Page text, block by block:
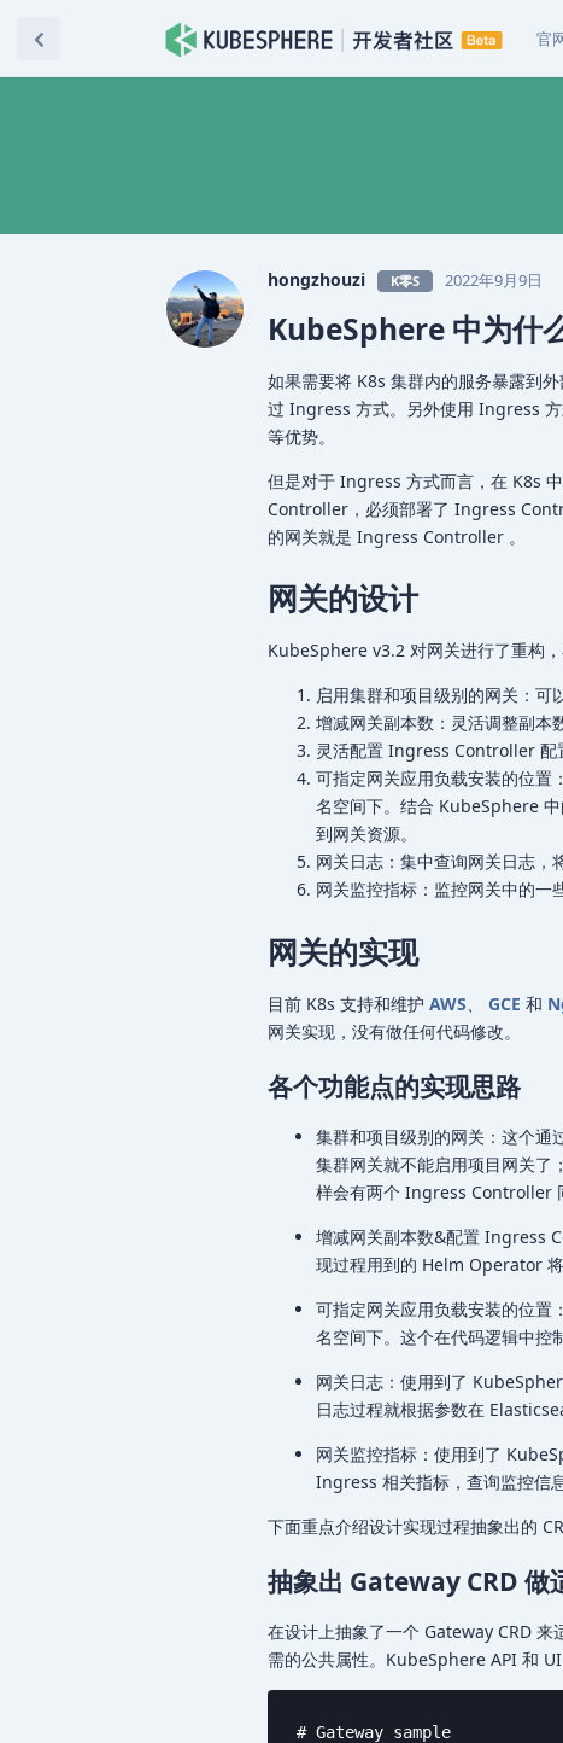
官
hongzhouzi K零S 2022年9月9日
KubeSphere 中为什
如果需要将 K8s 集群内的服务暴露到
过 Ingress 方式。另外使用 Ingress
等优势。
但是对于 Ingress 方式而言，在 K8s
Controller，必须部署了 Ingress
的网关就是 Ingress Controller 。
网关的设计
KubeSphere v3.2 对网关进行了重构
启用集群和项目级别的网关：可
增减网关副本数：灵活调整副本
灵活配置 Ingress Controller 配
可指定网关应用负载安装的位置
名空间下。结合 KubeSphere
到网关资源。
网关日志：集中查询网关日志，
网关监控指标：监控网关中的一
网关的实现
目前 K8s 支持和维护 AWS、 GCE 和
网关实现，没有做任何代码修改。
各个功能点的实现思路
集群和项目级别的网关：这个
集群网关就不能启用项目网关了
样会有两个 Ingress Controller
增减网关副本数&配置 Ingress
现过程用到的 Helm Operator 将
可指定网关应用负载安装的位置
名空间下。这个在代码逻辑中
网关日志：使用到了
日志过程就根据参数在
网关监控指标：使用到了
Ingress 相关指标，查询监控信
下面重点介绍设计实现过程抽象出的
抽象出 Gateway CRD 做
在设计上抽象了一个 Gateway CRD
需的公共属性。KubeSphere API 和 UI
# Gateway sample